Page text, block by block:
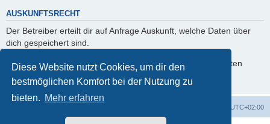
Diese Website nutzt Cookies, um dir den
bestmöglichen Komfort bei der Nutzung zu
bieten. Mehr erfahren
AUSKUNFTSRECHT
Der Betreiber erteilt dir auf Anfrage Auskunft, welche Daten über
dich gespeichert sind.
Du kannst jederzeit die Löschung bzw. Sperrung deiner Daten
verlangen. Kontaktiere hierzu bitte den Betreiber.
UTC+02:00